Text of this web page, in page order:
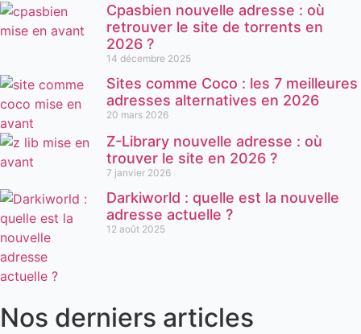
Cpasbien nouvelle adresse : où
retrouver le site de torrents en
2026 ?
14 décembre 2025
Sites comme Coco : les 7 meilleures
adresses alternatives en 2026
20 mars 2026
Z-Library nouvelle adresse : où
trouver le site en 2026 ?
7 janvier 2026
Darkiworld : quelle est la nouvelle
adresse actuelle ?
12 août 2025
Nos derniers articles